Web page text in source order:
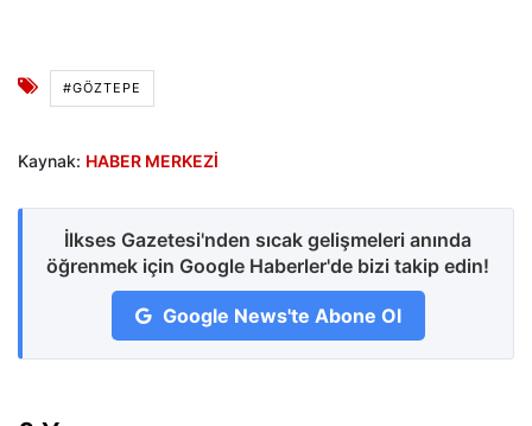
#GÖZTEPE
Kaynak: HABER MERKEZİ
İlkses Gazetesi'nden sıcak gelişmeleri anında
öğrenmek için Google Haberler'de bizi takip edin!
Google News'te Abone Ol